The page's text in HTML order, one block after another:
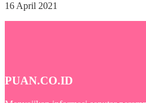
16 April 2021
PUAN.CO.ID